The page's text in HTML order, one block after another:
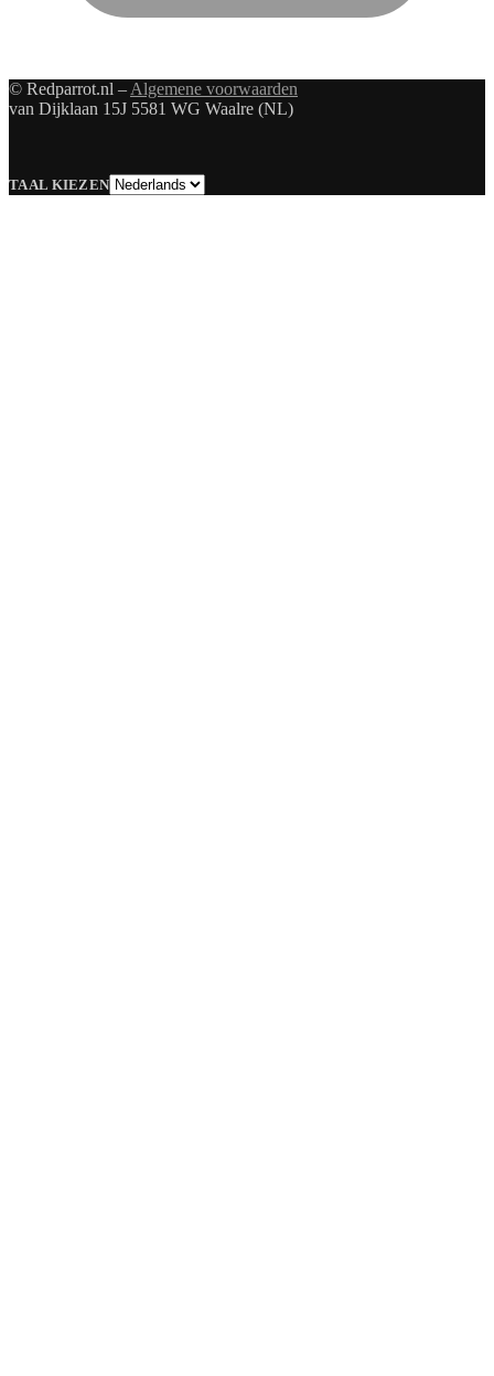
© Redparrot.nl – Algemene voorwaarden
van Dijklaan 15J 5581 WG Waalre (NL)
TAAL KIEZENTaal